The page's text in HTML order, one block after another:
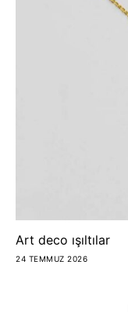
Art deco ışıltılar
24 TEMMUZ 2026